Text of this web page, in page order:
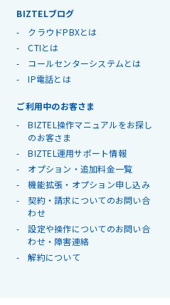
BIZTELブログ
クラウドPBXとは
CTIとは
コールセンターシステムとは
IP電話とは
ご利用中のお客さま
BIZTEL操作マニュアルをお探し
のお客さま
BIZTEL運用サポート情報
オプション・追加料金一覧
機能拡張・オプション申し込み
契約・請求についてのお問い合
わせ
設定や操作についてのお問い合
わせ・障害連絡
解約について